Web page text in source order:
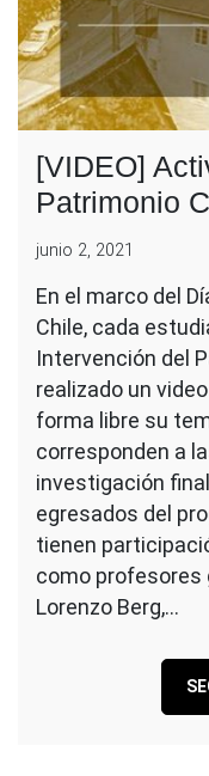
[VIDEO]
Patrimonio
junio 2, 2021
En el marco del
Chile, cada
Intervención del
realizado un
forma libre su
corresponden a
investigación
egresados del
tienen
como profesores
Lorenzo Berg,…